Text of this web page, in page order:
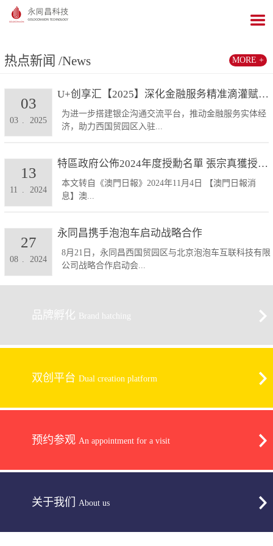
热点新闻 /News
U+创享汇【2025】深化金融服务精准滴灌赋能发展...
为进一步搭建银企沟通交流平台，推动金融服务实体经
济，助力西国贸园区入驻...
03 2025
03
特區政府公佈2024年度授勳名單 張宗真獲授予專業...
本文转自《澳門日報》2024年11月4日 【澳門日報消
息】澳...
11 2024
13
永同昌携手泡泡车启动战略合作
8月21日，永同昌西国贸园区与北京泡泡车互联科技有限
公司战略合作启动会...
08 . 2024
27
MORE +
品牌孵化 Brand hatching
双创平台 Dual creation platform
预约参观 An appointment for a visit
关于我们 About us